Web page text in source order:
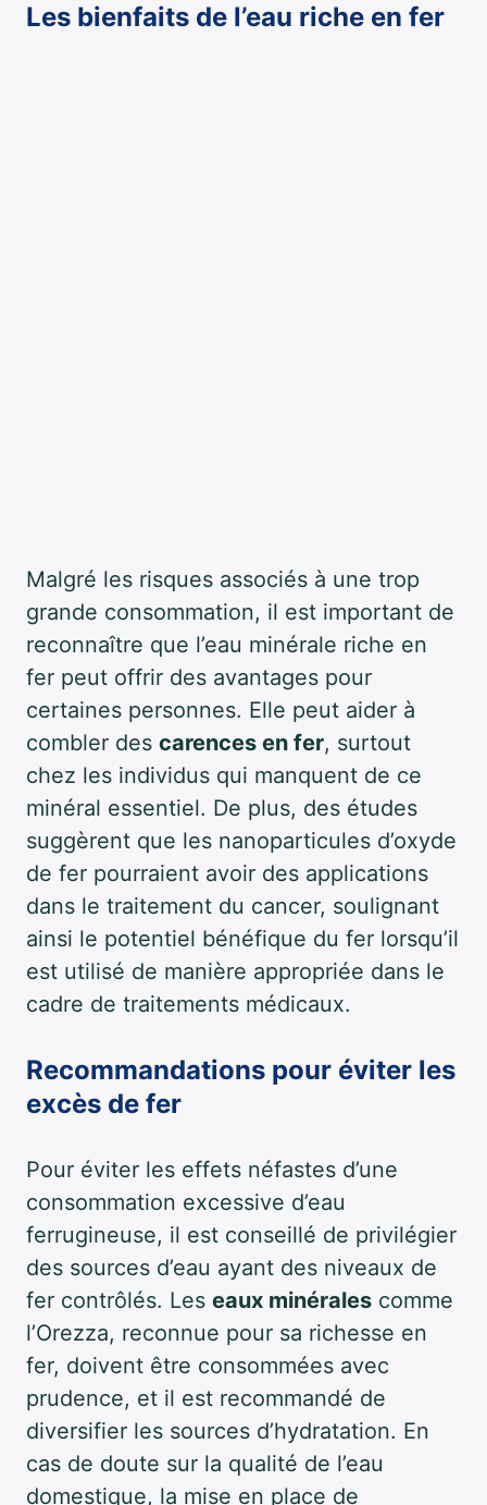
Les bienfaits de l’eau riche en fer
Malgré les risques associés à une trop
grande consommation, il est important de
reconnaître que l’eau minérale riche en
fer peut offrir des avantages pour
certaines personnes. Elle peut aider à
combler des carences en fer, surtout
chez les individus qui manquent de ce
minéral essentiel. De plus, des études
suggèrent que les nanoparticules d’oxyde
de fer pourraient avoir des applications
dans le traitement du cancer, soulignant
ainsi le potentiel bénéfique du fer lorsqu’il
est utilisé de manière appropriée dans le
cadre de traitements médicaux.
Recommandations pour éviter les
excès de fer
Pour éviter les effets néfastes d’une
consommation excessive d’eau
ferrugineuse, il est conseillé de privilégier
des sources d’eau ayant des niveaux de
fer contrôlés. Les eaux minérales comme
l’Orezza, reconnue pour sa richesse en
fer, doivent être consommées avec
prudence, et il est recommandé de
diversifier les sources d’hydratation. En
cas de doute sur la qualité de l’eau
domestique, la mise en place de